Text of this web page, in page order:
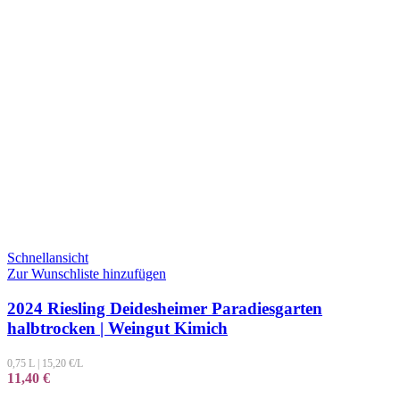
Schnellansicht
Zur Wunschliste hinzufügen
2024 Riesling Deidesheimer Paradiesgarten
halbtrocken | Weingut Kimich
0,75 L 15,20 €/L
11,40 €